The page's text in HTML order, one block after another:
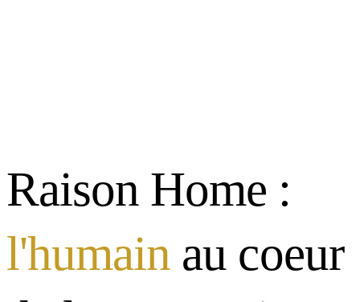
Raison Home :
l'humain au coeur